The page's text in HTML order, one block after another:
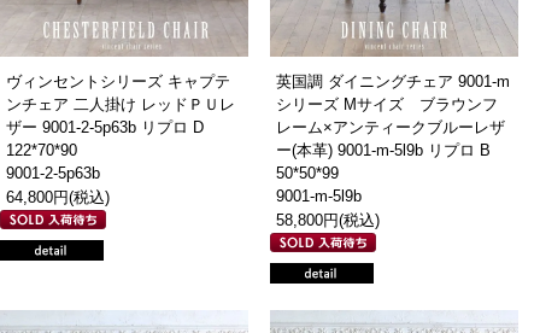
ヴィンセントシリーズ キャプテ
ンチェア 二人掛け レッドＰＵレ
ザー 9001-2-5p63b リプロ D
122*70*90
9001-2-5p63b
64,800円(税込)
英国調 ダイニングチェア 9001-m
シリーズ Mサイズ ブラウンフ
レーム×アンティークブルーレザ
ー(本革) 9001-m-5l9b リプロ B
50*50*99
9001-m-5l9b
58,800円(税込)